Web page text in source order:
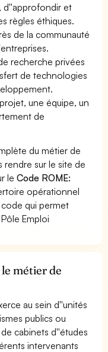
d''approfondir et
règles éthiques.
de la communauté
recherche privées
de technologies
une équipe, un
de
du métier de
sur le site de
leCode ROME:
opérationnel
qui permet
Emploi
métier de
au sein d''unités
publics ou
cabinets d''études
intervenants